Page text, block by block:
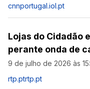
cnnportugal.iol.pt
Lojas do Cidadão
perante onda de
9 de julho de 2026 às
rtp.ptrtp.pt